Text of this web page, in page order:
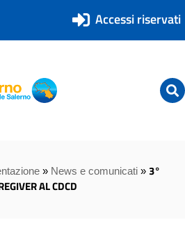
Accessi riservati
ASL Salerno
ASL Salerno
» News e comunicati» 3°
AL CDCD